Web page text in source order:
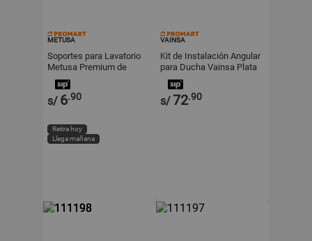
METUSA
Soportes para Lavatorio
Metusa Premium de
Acero al Carbono/Bimetal
en Color Gris
s/ 6.90
Retira hoy
Llega mañana
VAINSA
Kit de Instalación Angular
para Ducha Vainsa Plata
de por Vida
s/72.90